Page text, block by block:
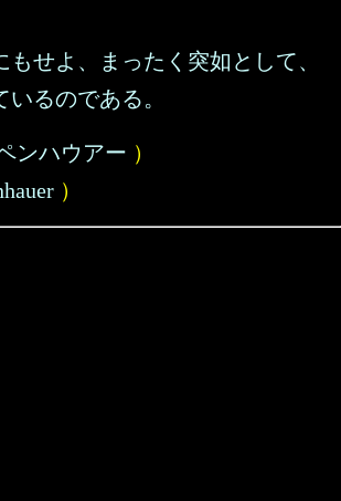
もせよ、まったく突如として、
いるのである。
ンハウアー ）
）